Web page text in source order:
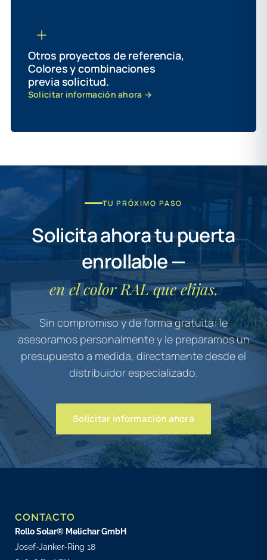
Otros proyectos de referencia,
Colores y combinaciones
previa solicitud.
Solicitar información ahora →
TU PRÓXIMO PASO
Solicita ahora tu puerta
enrollable —
en el color RAL que elijas.
Sin compromiso y de forma gratuita: le
asesoramos personalmente y le preparamos un
presupuesto a medida, directamente desde el
distribuidor especializado.
Solicitar información ahora
CONTACTO
Rollo Solar® Melichar GmbH
Josef-Janker-Ring 18